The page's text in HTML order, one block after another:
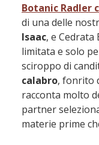
Botanic Radler
di una delle
Isaac, e
limitata e solo
sciroppo di
calabro, fonrito
racconta molto
partner
materie prime